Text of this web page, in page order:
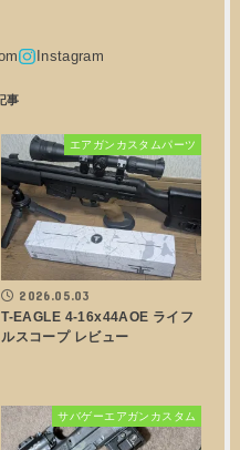
エアガンカスタムパーツ
2026.05.03
T-EAGLE 4-16x44AOE ライフ
ルスコープ レビュー
サバゲーエアガンカスタム